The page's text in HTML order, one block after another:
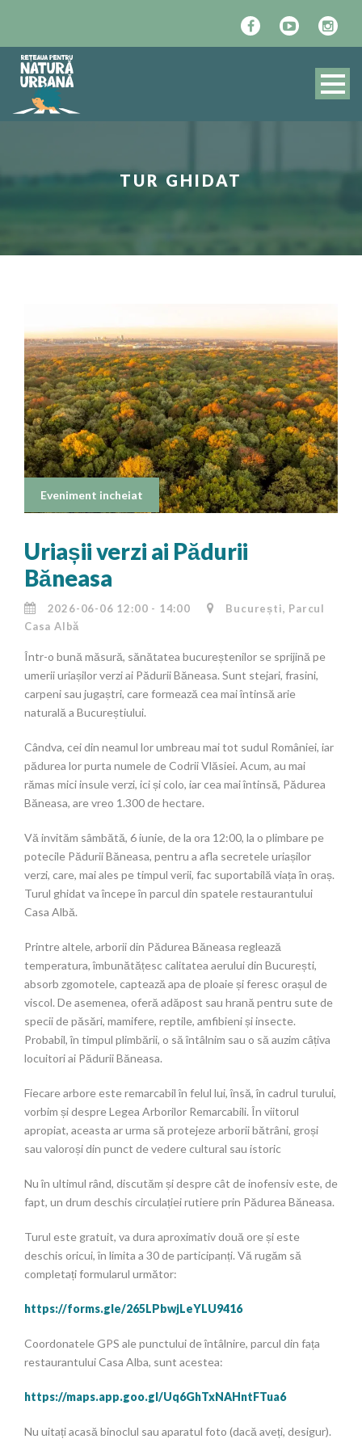
TUR GHIDAT
Eveniment incheiat
Uriașii verzi ai Pădurii
Băneasa
2026-06-06 12:00 - 14:00
București, Parcul
Casa Albă
Într-o bună măsură, sănătatea bucureștenilor se sprijină pe
umerii uriașilor verzi ai Pădurii Băneasa. Sunt stejari, frasini,
carpeni sau jugaștri, care formează cea mai întinsă arie
naturală a Bucureștiului.
Cândva, cei din neamul lor umbreau mai tot sudul României, iar
pădurea lor purta numele de Codrii Vlăsiei. Acum, au mai
rămas mici insule verzi, ici și colo, iar cea mai întinsă, Pădurea
Băneasa, are vreo 1.300 de hectare.
Vă invităm sâmbătă, 6 iunie, de la ora 12:00, la o plimbare pe
potecile Pădurii Băneasa, pentru a afla secretele uriașilor
verzi, care, mai ales pe timpul verii, fac suportabilă viața în oraș.
Turul ghidat va începe în parcul din spatele restaurantului
Casa Albă.
Printre altele, arborii din Pădurea Băneasa reglează
temperatura, îmbunătățesc calitatea aerului din București,
absorb zgomotele, captează apa de ploaie și feresc orașul de
viscol. De asemenea, oferă adăpost sau hrană pentru sute de
specii de păsări, mamifere, reptile, amfibieni și insecte.
Probabil, în timpul plimbării, o să întâlnim sau o să auzim câțiva
locuitori ai Pădurii Băneasa.
Fiecare arbore este remarcabil în felul lui, însă, în cadrul turului,
vorbim și despre Legea Arborilor Remarcabili. În viitorul
apropiat, aceasta ar urma să protejeze arborii bătrâni, groși
sau valoroși din punct de vedere cultural sau istoric
Nu în ultimul rând, discutăm și despre cât de inofensiv este, de
fapt, un drum deschis circulației rutiere prin Pădurea Băneasa.
Turul este gratuit, va dura aproximativ două ore și este
deschis oricui, în limita a 30 de participanți. Vă rugăm să
completați formularul următor:
https://forms.gle/265LPbwjLeYLU9416
Coordonatele GPS ale punctului de întâlnire, parcul din fața
restaurantului Casa Alba, sunt acestea:
https://maps.app.goo.gl/Uq6GhTxNAHntFTua6
Nu uitați acasă binoclul sau aparatul foto (dacă aveți, desigur).